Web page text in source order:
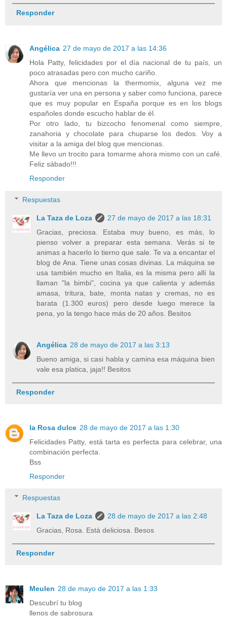
Responder
Angélica 27 de mayo de 2017 a las 14:36
Hola Patty, felicidades por el día nacional de tu país, un
poco atrasadas pero con mucho cariño.
Ahora que mencionas la thermomix, alguna vez me
gustaría ver una en persona y saber como funciona, parece
que es muy popular en España porque es en los blogs
españoles donde escucho hablar de él.
Por otro lado, tu bizcocho fenomenal como siempre,
zanahoria y chocolate para chuparse los dedos. Voy a
visitar a la amiga del blog que mencionas.
Me llevo un trocito para tomarme ahora mismo con un café.
Feliz sábado!!!
Responder
Respuestas
La Taza de Loza
27 de mayo de 2017 a las 18:31
Gracias, preciosa. Estaba muy bueno, es más, lo
pienso volver a preparar esta semana. Verás si te
animas a hacerlo lo tierno que sale. Te va a encantar el
blog de Ana. Tiene unas cosas divinas. La máquina se
usa también mucho en Italia, es la misma pero allí la
llaman "la bimbi", cocina ya que calienta y además
amasa, tritura, bate, monta natas y cremas, no es
barata (1.300 euros) pero desde luego merece la
pena, yo la tengo hace más de 20 años. Besitos
Angélica 28 de mayo de 2017 a las 3:13
Bueno amiga, si casi habla y camina esa máquina bien
vale esa platica, jaja!! Besitos
Responder
la Rosa dulce 28 de mayo de 2017 a las 1:30
Felicidades Patty, está tarta es perfecta para celebrar, una
combinación perfecta.
Bss
Responder
Respuestas
La Taza de Loza
28 de mayo de 2017 a las 2:48
Gracias, Rosa. Està deliciosa. Besos
Responder
Meulen 28 de mayo de 2017 a las 1:33
Descubrí tu blog
llenos de sabrosura